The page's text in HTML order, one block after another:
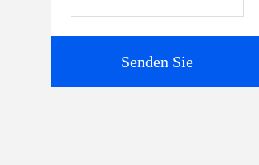
Senden Sie